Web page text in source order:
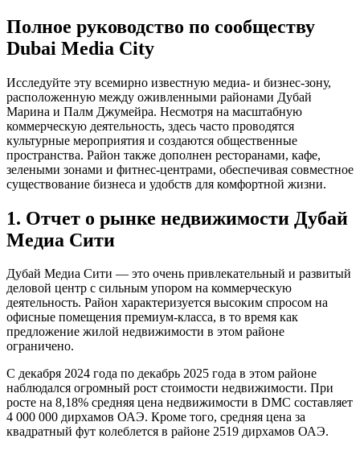
Полное руководство по сообществу
Dubai Media City
Исследуйте эту всемирно известную медиа- и бизнес-зону,
расположенную между оживленными районами Дубай
Марина и Палм Джумейра. Несмотря на масштабную
коммерческую деятельность, здесь часто проводятся
культурные мероприятия и создаются общественные
пространства. Район также дополнен ресторанами, кафе,
зелеными зонами и фитнес-центрами, обеспечивая совместное
существование бизнеса и удобств для комфортной жизни.
1. Отчет о рынке недвижимости Дубай
Медиа Сити
Дубай Медиа Сити — это очень привлекательный и развитый
деловой центр с сильным упором на коммерческую
деятельность. Район характеризуется высоким спросом на
офисные помещения премиум-класса, в то время как
предложение жилой недвижимости в этом районе
ограничено.
С декабря 2024 года по декабрь 2025 года в этом районе
наблюдался огромный рост стоимости недвижимости. При
росте на 8,18% средняя цена недвижимости в DMC составляет
4 000 000 дирхамов ОАЭ. Кроме того, средняя цена за
квадратный фут колеблется в районе 2519 дирхамов ОАЭ.